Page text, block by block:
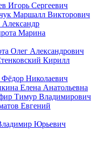
Игорь Сергеевич
Маршалл Викторович
Марина
Олег Александрович
Кирилл
Фёдор Николаевич
Елена Анатольевна
Тимур Владимирович
Евгений
Юрьевич